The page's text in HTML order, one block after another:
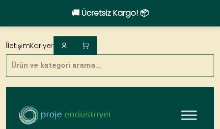
🚚 Ücretsiz Kargo! 📦
to
content
Products
search
İletişimKariyer